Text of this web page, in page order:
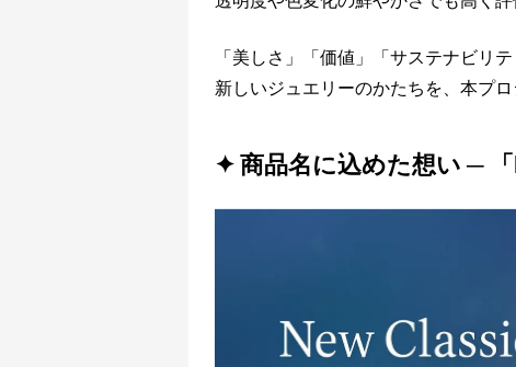
「美しさ」「価値」「サステナビリ
新しいジュエリーのかたちを、本プ
✦ 商品名に込めた想い ─